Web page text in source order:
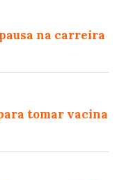
na carreira
tomar vacina